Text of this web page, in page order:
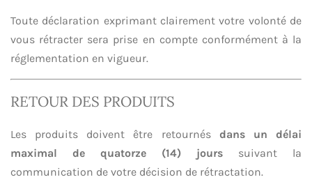
Toute déclaration exprimant clairement votre volonté de
vous rétracter sera prise en compte conformément à la
réglementation en vigueur.
RETOUR DES PRODUITS
Les produits doivent être retournés dans un délai
maximal de quatorze (14) jours suivant la
communication de votre décision de rétractation.